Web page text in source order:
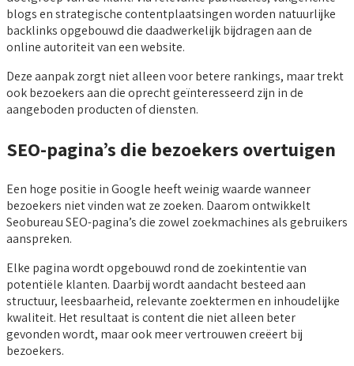
blogs en strategische contentplaatsingen worden natuurlijke
backlinks opgebouwd die daadwerkelijk bijdragen aan de
online autoriteit van een website.
Deze aanpak zorgt niet alleen voor betere rankings, maar trekt
ook bezoekers aan die oprecht geïnteresseerd zijn in de
aangeboden producten of diensten.
SEO-pagina’s die bezoekers overtuigen
Een hoge positie in Google heeft weinig waarde wanneer
bezoekers niet vinden wat ze zoeken. Daarom ontwikkelt
Seobureau SEO-pagina’s die zowel zoekmachines als gebruikers
aanspreken.
Elke pagina wordt opgebouwd rond de zoekintentie van
potentiële klanten. Daarbij wordt aandacht besteed aan
structuur, leesbaarheid, relevante zoektermen en inhoudelijke
kwaliteit. Het resultaat is content die niet alleen beter
gevonden wordt, maar ook meer vertrouwen creëert bij
bezoekers.